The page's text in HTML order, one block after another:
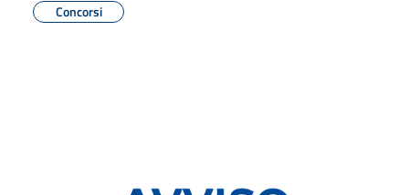
Concorsi